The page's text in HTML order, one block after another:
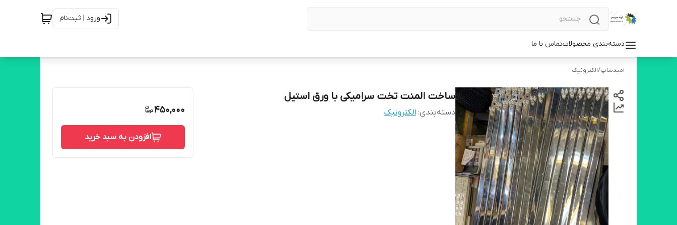
ورود | ثبت‌نام
دسته‌بندی محصولاتتماس با ما
امیدشاپ/الکترونیک
ساخت المنت تخت سرامیکی با ورق استیل
دسته‌بندی: الکترونیک 450,000
افزودن به سبد خرید